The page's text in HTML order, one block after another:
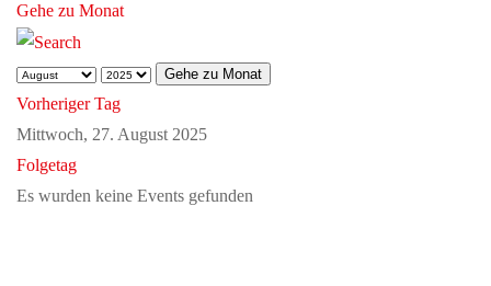
Gehe zu Monat
Gehe zu Monat
Vorheriger Tag
Mittwoch, 27. August 2025
Folgetag
Es wurden keine Events gefunden